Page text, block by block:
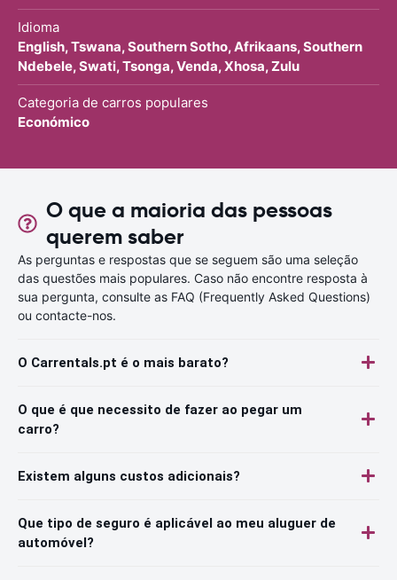
Idioma
English, Tswana, Southern Sotho, Afrikaans, Southern
Ndebele, Swati, Tsonga, Venda, Xhosa, Zulu
Categoria de carros populares
Económico
O que a maioria das pessoas
querem saber
As perguntas e respostas que se seguem são uma seleção
das questões mais populares. Caso não encontre resposta à
sua pergunta, consulte as FAQ (Frequently Asked Questions)
ou contacte-nos.
O Carrentals.pt é o mais barato?
O que é que necessito de fazer ao pegar um
carro?
Existem alguns custos adicionais?
Que tipo de seguro é aplicável ao meu aluguer de
automóvel?